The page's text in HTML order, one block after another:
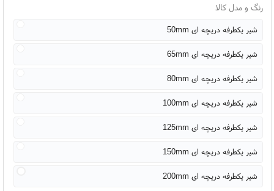
رنگ و مدل کالا
شیر یکطرفه دریچه ای 50mm
شیر یکطرفه دریچه ای 65mm
شیر یکطرفه دریچه ای 80mm
شیر یکطرفه دریچه ای 100mm
شیر یکطرفه دریچه ای 125mm
شیر یکطرفه دریچه ای 150mm
شیر یکطرفه دریچه ای 200mm